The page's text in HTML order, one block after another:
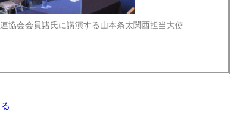
協会会員諸氏に講演する山本条太関西担当大使